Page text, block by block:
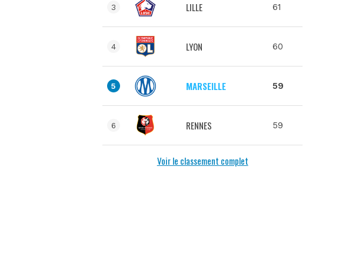
3 LILLE 61
4 LYON 60
5 MARSEILLE 59
6 RENNES 59
Voir le classement complet